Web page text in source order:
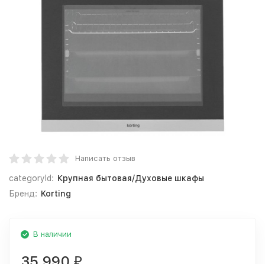
Написать отзыв
categoryId: Крупная бытовая/Духовые шкафы
Бренд: Korting
В наличии
₽